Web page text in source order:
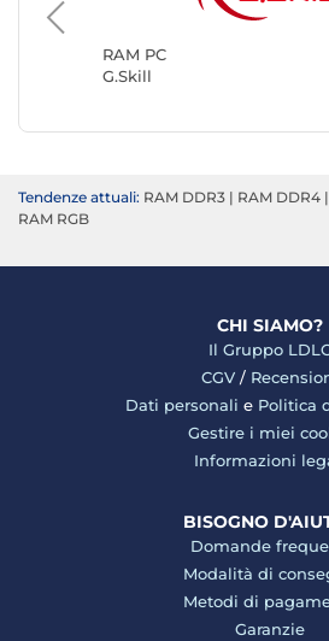
RAM PC
G.Skill
Tendenze attuali: RAM DDR3 | RAM DDR4 |
RAM RGB
CHI SIAMO?
Il Gruppo
CGV /
Dati personali e Politica
Gestire i miei
Informazioni
BISOGNO
Domande
Modalità di
Metodi di
Garanzie